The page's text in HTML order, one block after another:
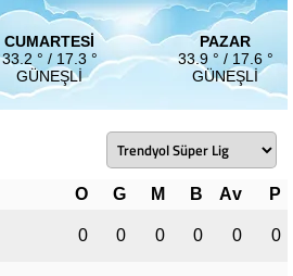
CUMARTESI
33.2 ° / 17.3 °
GÜNEŞLI
PAZAR
33.9 ° / 17.6 °
GÜNEŞLI
O G M B Av
P
0 0 0 0 0 0